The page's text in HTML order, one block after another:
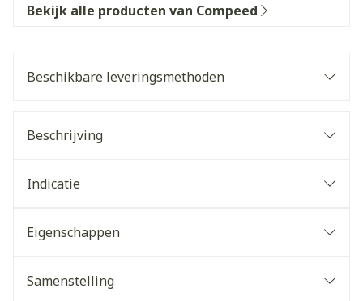
Bekijk alle producten van Compeed
Beschikbare leveringsmethoden
Beschrijving
Indicatie
Eigenschappen
Samenstelling